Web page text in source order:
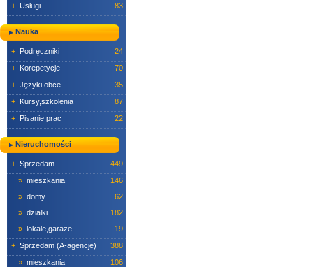
+ Usługi 83
Nauka
+ Podręczniki
24
+ Korepetycje
70
+ Języki obce
35
+ Kursy,szkolenia
87
+ Pisanie prac 22
Nieruchomości
+ Sprzedam
449
» mieszkania
146
» domy
62
» dzialki
182
» lokale,garaże
19
+ Sprzedam (A-agencje)
388
» mieszkania
106